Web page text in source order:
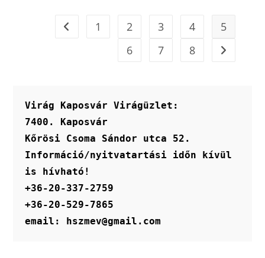
1 2 3 4
5
6
7 8
Virág Kaposvár Virágüzlet:
7400. Kaposvár
Kőrösi Csoma Sándor utca 52.
Információ/nyitvatartási időn kívül
is hívható!
+36-20-337-2759
+36-20-529-7865
email: hszmev@gmail.com